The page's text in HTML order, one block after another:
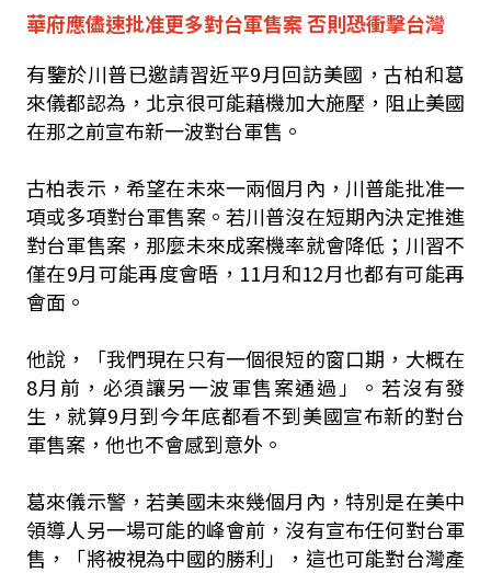
華府應儘速批准更多對台軍售案 否則恐衝擊台灣
有鑒於川普已邀請習近平9月回訪美國，古柏和葛
來儀都認為，北京很可能藉機加大施壓，阻止美國
在那之前宣布新一波對台軍售。
古柏表示，希望在未來一兩個月內，川普能批准一
項或多項對台軍售案。若川普沒在短期內決定推進
對台軍售案，那麼未來成案機率就會降低；川習不
僅在9月可能再度會晤，11月和12月也都有可能再
會面。
他說，「我們現在只有一個很短的窗口期，大概在
8月前，必須讓另一波軍售案通過」。若沒有發
生，就算9月到今年底都看不到美國宣布新的對台
軍售案，他也不會感到意外。
葛來儀示警，若美國未來幾個月內，特別是在美中
領導人另一場可能的峰會前，沒有宣布任何對台軍
售，「將被視為中國的勝利」，這也可能對台灣產